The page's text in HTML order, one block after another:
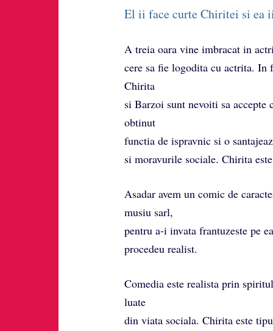
El ii face curte Chiritei si ea
A treia oara vine imbracat in
cere sa fie logodita cu actrita.
Chirita
si Barzoi sunt nevoiti sa accepte
obtinut
functia de ispravnic si o
si moravurile sociale. Chirita
Asadar avem un comic de
musiu sarl,
pentru a-i invata frantuzeste pe
procedeu realist.
Comedia este realista prin
luate
din viata sociala. Chirita este